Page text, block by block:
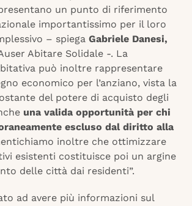
un punto di riferimento
importantissimo per il loro
– spiega Gabriele Danesi,
Abitare Solidale -. La
può inoltre rappresentare
economico per l’anziano, vista la
del potere di acquisto degli
una valida opportunità per chi
escluso dal diritto alla
inoltre che ottimizzare
esistenti costituisce poi un argine
delle città dai residenti”.
ad avere più informazioni sul